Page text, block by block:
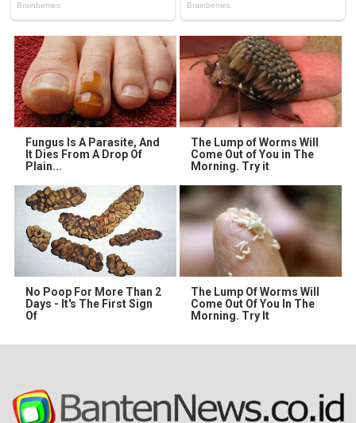
Fungus Is A Parasite, And
It Dies From A Drop Of
Plain...
The Lump of Worms Will
Come Out of You in The
Morning. Try it
No Poop For More Than 2
Days - It's The First Sign
Of
The Lump Of Worms Will
Come Out Of You In The
Morning. Try It